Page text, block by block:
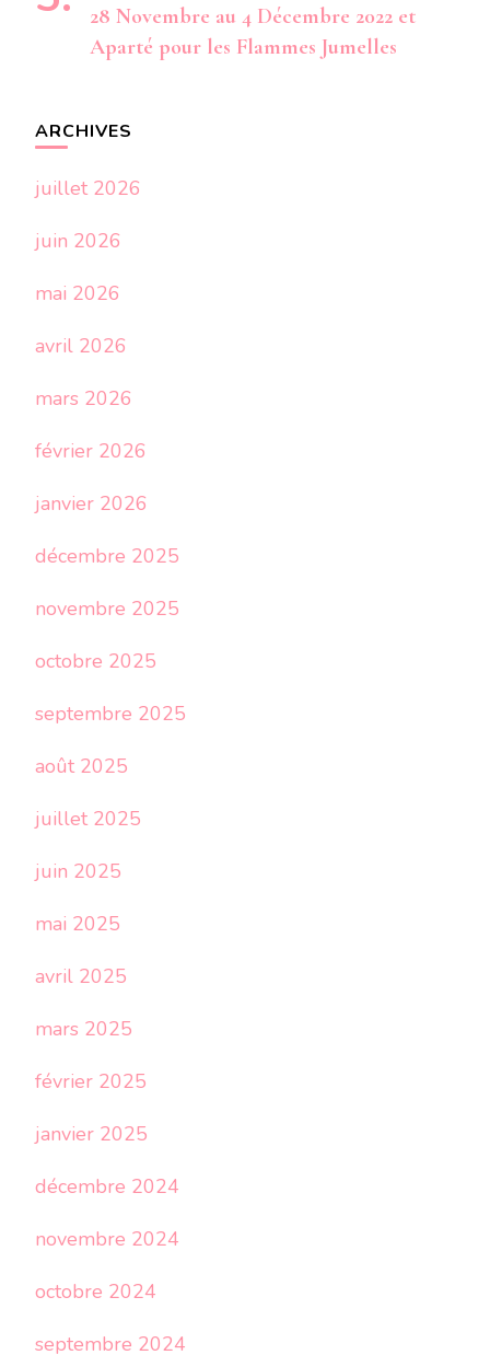
28 Novembre au 4 Décembre 2022 et
Aparté pour les Flammes Jumelles
ARCHIVES
juillet 2026
juin 2026
mai 2026
avril 2026
mars 2026
février 2026
janvier 2026
décembre 2025
novembre 2025
octobre 2025
septembre 2025
août 2025
juillet 2025
juin 2025
mai 2025
avril 2025
mars 2025
février 2025
janvier 2025
décembre 2024
novembre 2024
octobre 2024
septembre 2024